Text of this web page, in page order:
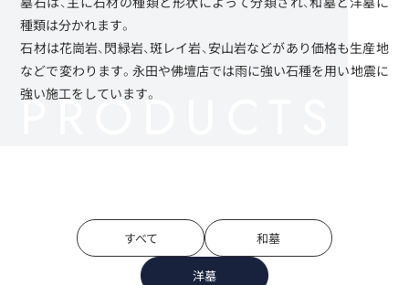
種類は分かれます。
石材は花崗岩、閃緑岩、斑レイ岩、安山岩などがあり価格も生産地
などで変わります。永田や佛壇店では雨に強い石種を用い地震に
強い施工をしています。
すべて 和墓
洋墓